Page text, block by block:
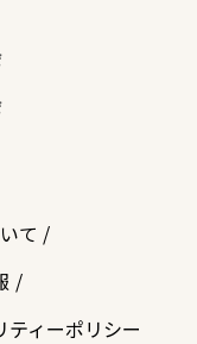
て
ティーポリシー